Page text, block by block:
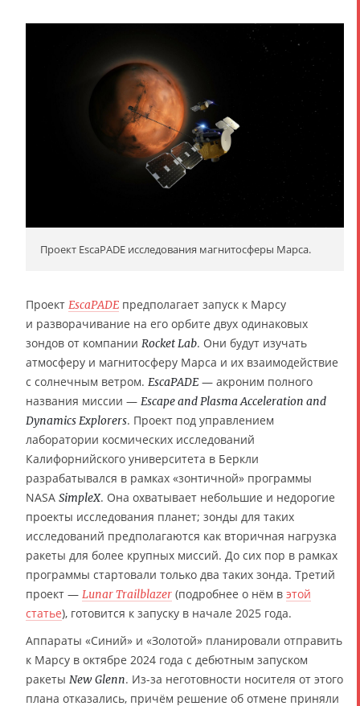
Проект EscaPADE исследования магнитосферы Марса.
Проект EscaPADE предполагает запуск к Марсу
и разворачивание на его орбите двух одинаковых
зондов от компании Rocket Lab. Они будут изучать
атмосферу и магнитосферу Марса и их взаимодействие
с солнечным ветром. EscaPADE — акроним полного
названия миссии — Escape and Plasma Acceleration and
Dynamics Explorers. Проект под управлением
лаборатории космических исследований
Калифорнийского университета в Беркли
разрабатывался в рамках «зонтичной» программы
NASA SimpleX. Она охватывает небольшие и недорогие
проекты исследования планет; зонды для таких
исследований предполагаются как вторичная нагрузка
ракеты для более крупных миссий. До сих пор в рамках
программы стартовали только два таких зонда. Третий
проект — Lunar Trailblazer (подробнее о нём в этой
статье), готовится к запуску в начале 2025 года.
Аппараты «Синий» и «Золотой» планировали отправить
к Марсу в октябре 2024 года с дебютным запуском
ракеты New Glenn. Из-за неготовности носителя от этого
плана отказались, причём решение об отмене приняли